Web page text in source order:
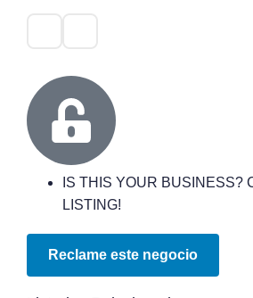
IS THIS YOUR BUSINESS?
LISTING!
Reclame este negocio